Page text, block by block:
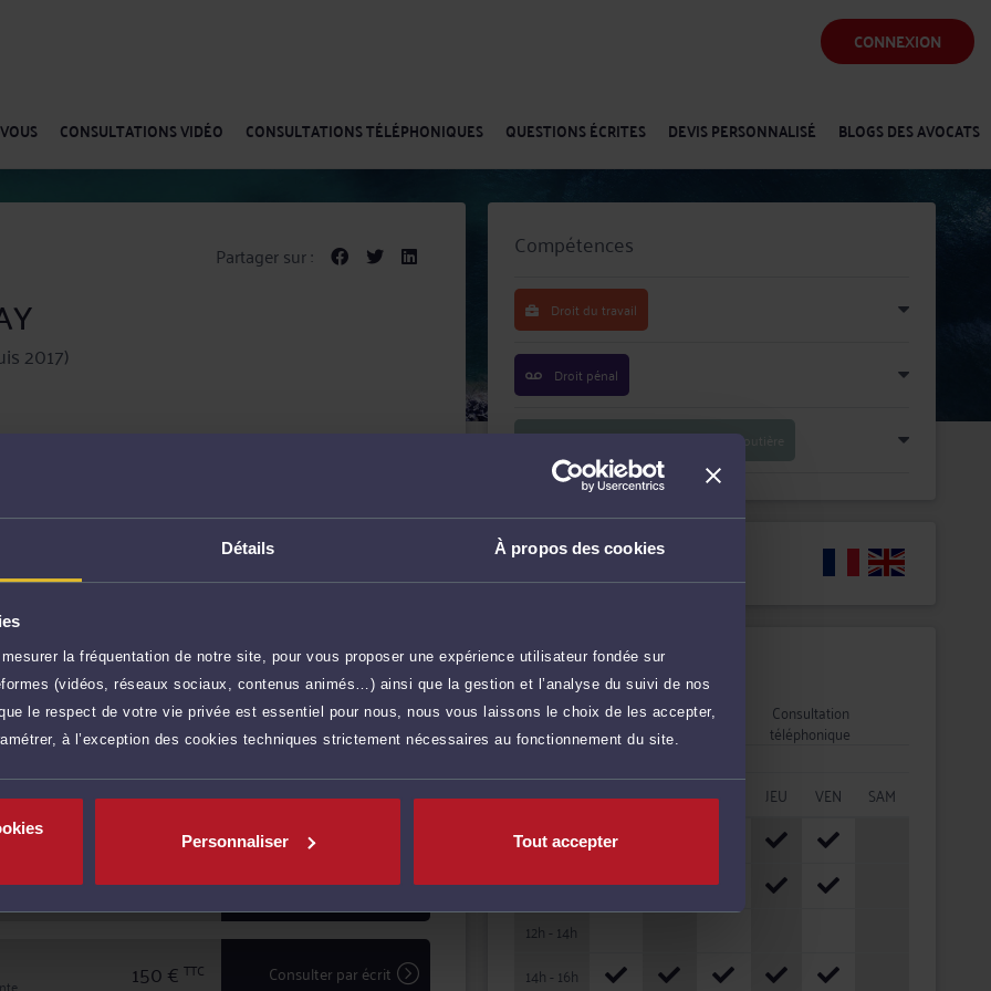
Détails À propos des cookies
la fréquentation de notre site, pour vous proposer une expérience utilisateur fondée sur
(vidéos, réseaux sociaux, contenus animés…) ainsi que la gestion et l’analyse du suivi de nos
le respect de votre vie privée est essentiel pour nous, nous vous laissons le choix de les accepter,
à l’exception des cookies techniques strictement nécessaires au fonctionnement du site.
Personnaliser Tout accepter
CONNEXION
CONSULTATIONS VIDÉO CONSULTATIONS TÉLÉPHONIQUES QUESTIONS ÉCRITES DEVIS PERSONNALISÉ BLOGS DES AVOCATS
Partager sur :
2017)
juridiques du quotidien en droit du travail
pénal (défense pénale et contentieux lié au permis
des victimes d'infraction et d'accident de la
mettre en oeuvre la
plus
65 € TTC Prendre RDV
35 €TTC Demander un rappel
65 €TTC Poser une question
150 € TTC Consulter par écrit
Compétences
Droit du travail
Droit pénal
Droit routier et de la circulation routière
Langues
Disponibilités
Rendez-vous
cabinet
Consultation
téléphonique
HORAIRES LUN MAR MER JEU VEN
SAM
08h - 10h
10h - 12h
12h - 14h
14h - 16h